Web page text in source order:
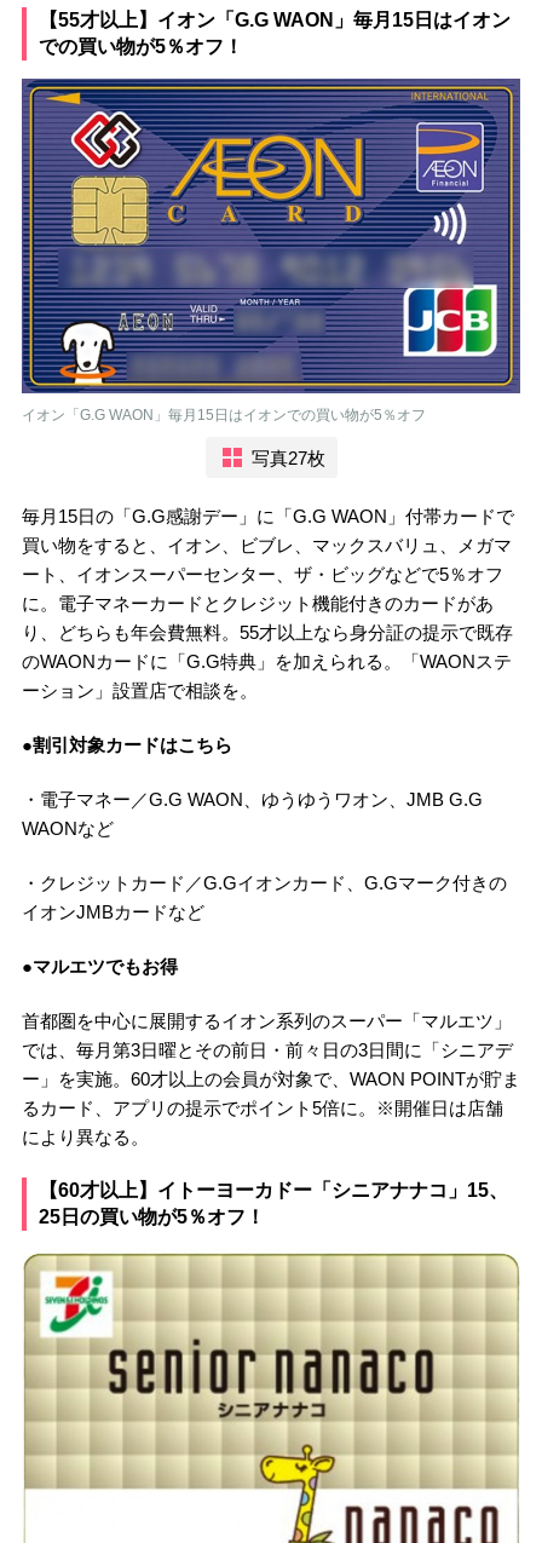
【55才以上】イオン「G.G WAON」毎月15日はイオン
での買い物が5％オフ！
イオン「G.G WAON」毎月15日はイオンでの買い物が5％オフ
写真27枚
毎月15日の「G.G感謝デー」に「G.G WAON」付帯カードで
買い物をすると、イオン、ビブレ、マックスバリュ、メガマ
ート、イオンスーパーセンター、ザ・ビッグなどで5％オフ
に。電子マネーカードとクレジット機能付きのカードがあ
り、どちらも年会費無料。55才以上なら身分証の提示で既存
のWAONカードに「G.G特典」を加えられる。「WAONステ
ーション」設置店で相談を。
●割引対象カードはこちら
・電子マネー／G.G WAON、ゆうゆうワオン、JMB G.G
WAONなど
・クレジットカード／G.Gイオンカード、G.Gマーク付きの
イオンJMBカードなど
●マルエツでもお得
首都圏を中心に展開するイオン系列のスーパー「マルエツ」
では、毎月第3日曜とその前日・前々日の3日間に「シニアデ
ー」を実施。60才以上の会員が対象で、WAON POINTが貯ま
るカード、アプリの提示でポイント5倍に。※開催日は店舗
により異なる。
【60才以上】イトーヨーカドー「シニアナナコ」15、
25日の買い物が5％オフ！